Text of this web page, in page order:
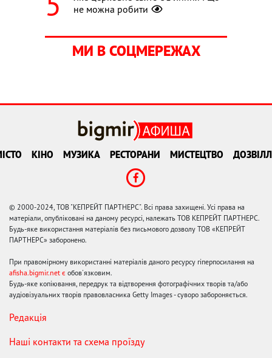
не можна робити
МИ В СОЦМЕРЕЖАХ
КІНО МУЗИКА РЕСТОРАНИ МИСТЕЦТВО
© 2000-2024, ТОВ "КЕПРЕЙТ ПАРТНЕРС". Всі права захищені. Усі права на
матеріали, опубліковані на даному ресурсі, належать ТОВ КЕПРЕЙТ ПАРТНЕРС.
Будь-яке використання матеріалів без письмового дозволу ТОВ «КЕПРЕЙТ
ПАРТНЕРС» заборонено.
При правомірному використанні матеріалів даного ресурсу гіперпосилання на
afisha.bigmir.net є обов'язковим.
Будь-яке копіювання, передрук та відтворення фотографічних творів та/або
аудіовізуальних творів правовласника Getty Images - суворо забороняється.
Редакція
Наші контакти та схема проїзду